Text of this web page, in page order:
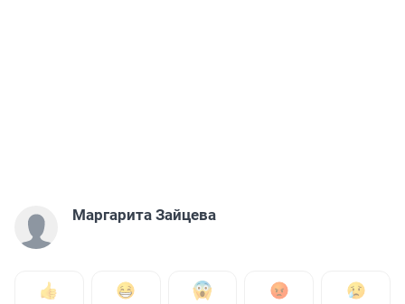
Маргарита Зайцева